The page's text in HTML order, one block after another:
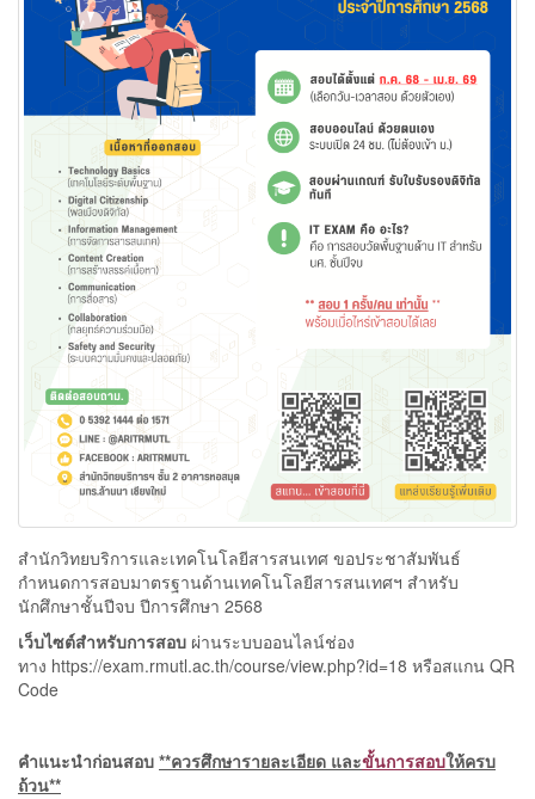
สำนักวิทยบริการและเทคโนโลยีสารสนเทศ ขอประชาสัมพันธ์
กำหนดการสอบมาตรฐานด้านเทคโนโลยีสารสนเทศฯ สำหรับ
นักศึกษาชั้นปีจบ ปีการศึกษา 2568
เว็บไซต์สำหรับการสอบ ผ่านระบบออนไลน์ช่อง
ทาง https://exam.rmutl.ac.th/course/view.php?id=18 หรือสแกน QR
Code
คำแนะนำก่อนสอบ **ควรศึกษารายละเอียด และขั้นการสอบให้ครบ
ถ้วน**